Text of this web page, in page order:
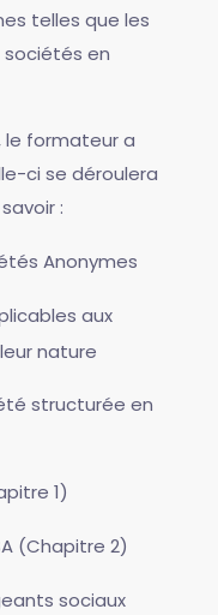
telles que les
en
le formateur a
ci se déroulera
:
Anonymes
aux
nature
structurée en
1)
(Chapitre 2)
sociaux